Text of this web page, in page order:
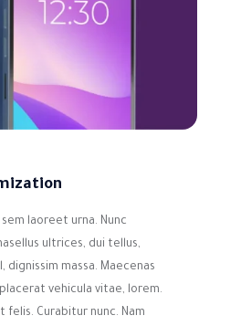
laoreet urna. Nunc
ultrices, dui tellus,
dignissim massa. Maecenas
vehicula vitae, lorem.
felis. Curabitur nunc. Nam